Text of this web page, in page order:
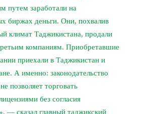
путем заработали на
биржах деньги. Они, похвалив
климат Таджикистана, продали
компаниям. Приобретавшие
приехали в Таджикистан и
А именно: законодательство
позволяет торговать
без согласия
— сказал главный таджикский